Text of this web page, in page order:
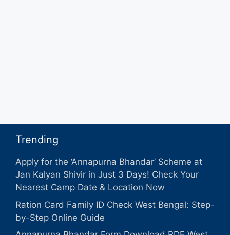
Trending
Apply for the ‘Annapurna Bhandar’ Scheme at
Jan Kalyan Shivir in Just 3 Days! Check Your
Nearest Camp Date & Location Now
Ration Card Family ID Check West Bengal: Step-
by-Step Online Guide